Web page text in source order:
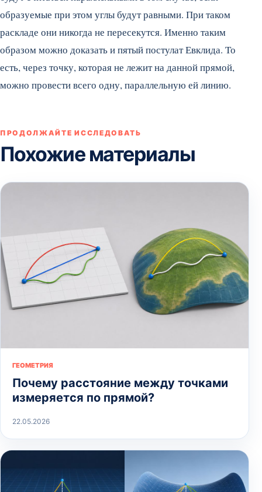
образуемые при этом углы будут равными. При таком
раскладе они никогда не пересекутся. Именно таким
образом можно доказать и пятый постулат Евклида. То
есть, через точку, которая не лежит на данной прямой,
можно провести всего одну, параллельную ей линию.
ПРОДОЛЖАЙТЕ ИССЛЕДОВАТЬ
Похожие материалы
ГЕОМЕТРИЯ
Почему расстояние между точками
измеряется по прямой?
22.05.2026